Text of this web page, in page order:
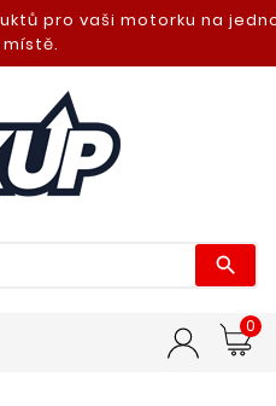
pro vaši motorku na
místě.

0